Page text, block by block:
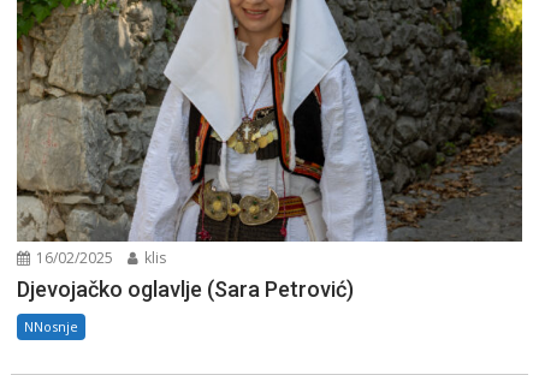
16/02/2025 klis
Djevojačko oglavlje (Sara Petrović)
NNosnje